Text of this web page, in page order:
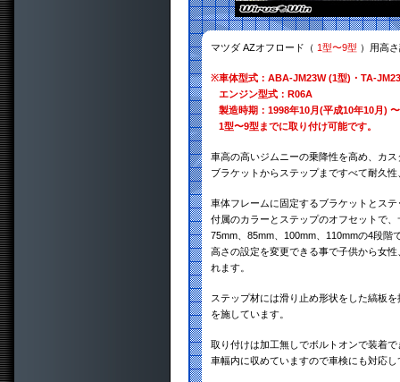
マツダ AZオフロード（ 1型〜9型 ）用高
※車体型式：ABA-JM23W (1型)・TA-
エンジン型式：R06A
製造時期：1998年10月(平成10年10月)
1型〜9型までに取り付け可能です。
車高の高いジムニーの乗降性を高め、カ
ブラケットからステップまですべて耐久
車体フレームに固定するブラケットとス
付属のカラーとステップのオフセットで
75mm、85mm、100mm、110mmの4段階
高さの設定を変更できる事で子供から女
れます。
ステップ材には滑り止め形状をした縞板
を施しています。
取り付けは加工無しでボルトオンで装着で
車幅内に収めていますので車検にも対応し